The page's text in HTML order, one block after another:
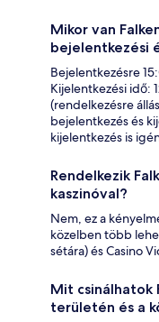
Mikor van
bejelentkezési
Bejelentkezésre
Kijelentkezési idő:
(rendelkezésre
bejelentkezés és
kijelentkezés is
Rendelkezik
kaszinóval?
Nem, ez a
közelben több
sétára) és Casino
Mit csinálhatok
területén és a